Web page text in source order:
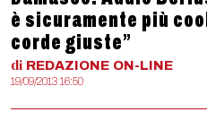
è sicuramente più
corde giuste”
di REDAZIONE ON-LINE
19/09/2013 16:50